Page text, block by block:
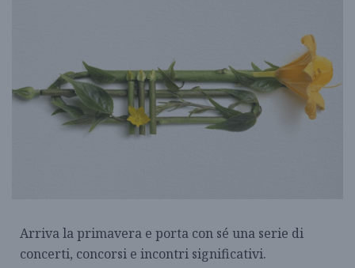
Arriva la primavera e porta con sé una serie di
concerti, concorsi e incontri significativi.